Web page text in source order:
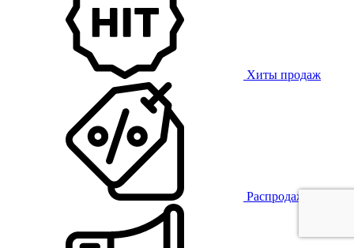
Хиты продаж
Распродажа